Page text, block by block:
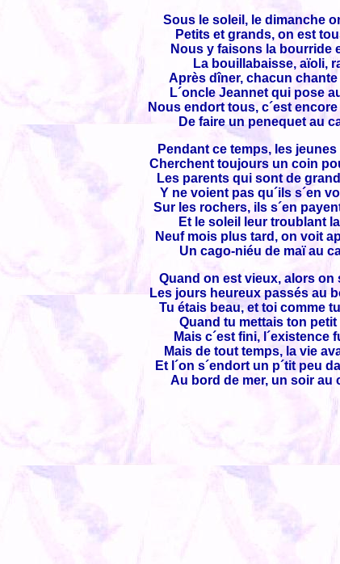
Sous le soleil, le dimanche
Petits et grands, on est
Nous y faisons la bourride
La bouillabaisse, aïoli,
Après dîner, chacun chante
L´oncle Jeannet qui pose
Nous endort tous, c´est
De faire un penequet au
Pendant ce temps, les
Cherchent toujours un coin
Les parents qui sont de
Y ne voient pas qu´ils s´en
Sur les rochers, ils s´en
Et le soleil leur troublant
Neuf mois plus tard, on voit
Un cago-niéu de maï au
Quand on est vieux, alors on
Les jours heureux passés au
Tu étais beau, et toi comme
Quand tu mettais ton petit
Mais c´est fini, l´existence
Mais de tout temps, la vie
Et l´on s´endort un p´tit peu
Au bord de mer, un soir au